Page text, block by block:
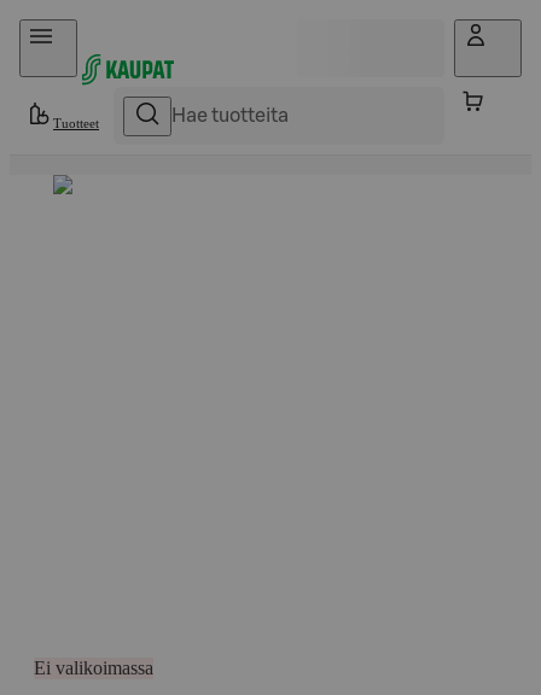
Hyppää sisältöön
Tuotteet
Ei valikoimassa